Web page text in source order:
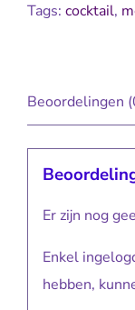
Tags: cocktail,
Beoordelingen
Er zijn nog
Enkel
hebben,